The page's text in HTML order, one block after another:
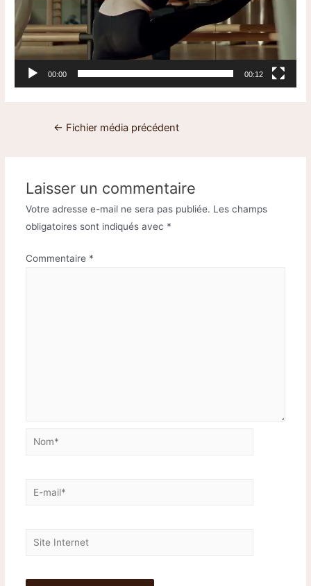
00:00 00:12
← Fichier média précédent
Laisser un commentaire
Votre adresse e-mail ne sera pas publiée. Les champs
obligatoires sont indiqués avec *
Commentaire *